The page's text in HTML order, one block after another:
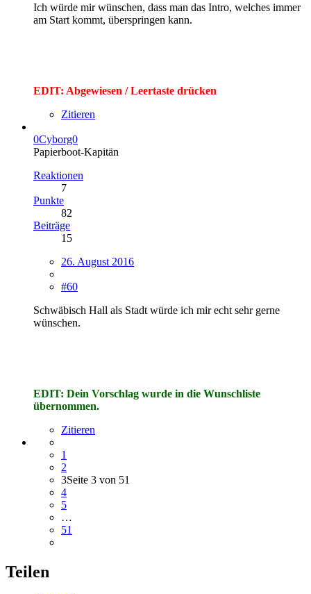
Ich würde mir wünschen, dass man das Intro, welches immer
am Start kommt, überspringen kann.
EDIT: Abgewiesen / Leertaste drücken
Zitieren
0Cyborg0
Papierboot-Kapitän
Reaktionen
7
Punkte
82
Beiträge
15
26. August 2016
#60
Schwäbisch Hall als Stadt würde ich mir echt sehr gerne
wünschen.
EDIT: Dein Vorschlag wurde in die Wunschliste
übernommen.
Zitieren
1
2
3Seite 3 von 51
4
5
…
51
Teilen